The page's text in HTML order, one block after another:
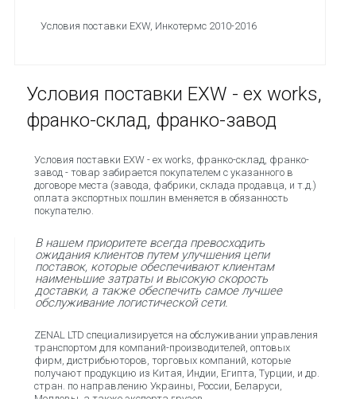
Условия поставки EXW, Инкотермс 2010-2016
Условия поставки EXW - ex works,
франко-склад, франко-завод
Условия поставки EXW - ex works, франко-склад, франко-
завод - товар забирается покупателем с указанного в
договоре места (завода, фабрики, склада продавца, и т.д.)
оплата экспортных пошлин вменяется в обязанность
покупателю.
В нашем приоритете всегда превосходить
ожидания клиентов путем улучшения цепи
поставок, которые обеспечивают клиентам
наименьшие затраты и высокую скорость
доставки, а также обеспечить самое лучшее
обслуживание логистической сети.
ZENAL LTD специализируется на обслуживании управления
транспортом для компаний-производителей, оптовых
фирм, дистрибьюторов, торговых компаний, которые
получают продукцию из Китая, Индии, Египта, Турции, и др.
стран. по направлению Украины, России, Беларуси,